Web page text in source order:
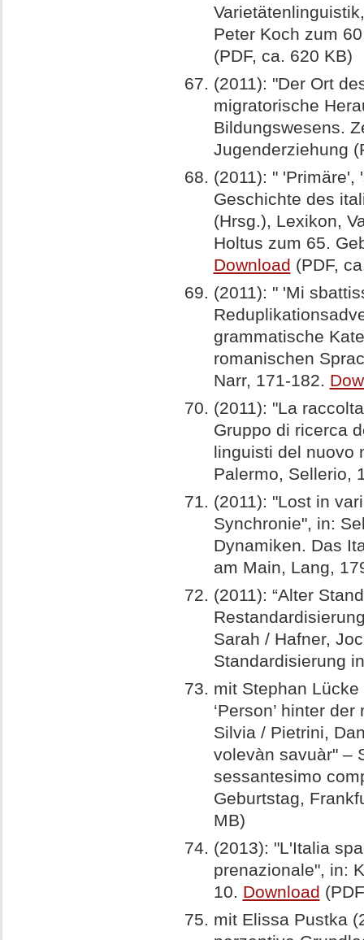
Peter Koch zum
(PDF, ca. 620 KB)
(2011): "Der Ort
migratorische
Bildungswesens.
Jugenderziehung
(2011): "
Geschichte des
(Hrsg.), Lexikon,
Holtus zum 65.
Download (PDF,
(2011): " 'Mi
grammatische
romanischen
Narr, 171-182.
(2011): "La
Gruppo di ricerca
linguisti del nuovo
Palermo, Sellerio,
(2011): "Lost in
Synchronie", in:
Dynamiken. Das
am Main, Lang,
(2011): “Alter
Sarah / Hafner,
Standardisierung
mit Stephan
‘Person’ hinter
Silvia / Pietrini,
volevàn savuàr" –
sessantesimo
Geburtstag,
MB)
(2013): "L'Italia
prenazionale", in:
10. Download
mit Elissa Pustka